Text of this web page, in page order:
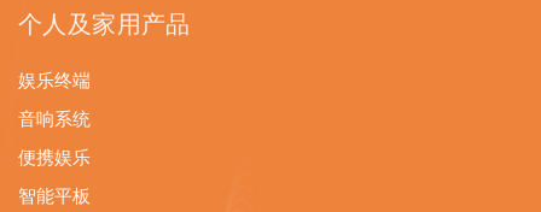
个人及家用产品
娱乐终端
音响系统
便携娱乐
智能平板